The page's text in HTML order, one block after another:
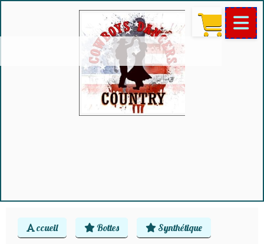
ccueil Bottes Synthétique